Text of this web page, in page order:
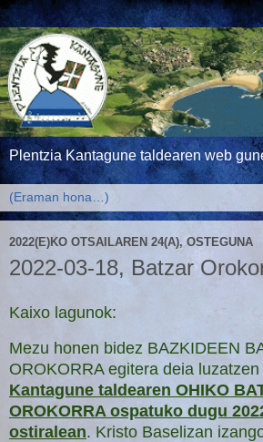
Plentzia Kantagune taldearen web
2022(E)KO OTSAILAREN 24(A), OSTEGUNA
2022-03-18, Batzar
Kaixo lagunok:
Mezu honen bidez BAZKIDEEN
OROKORRA egitera deia luzatzen
Kantagune taldearen OHIKO
OROKORRA ospatuko dugu
ostiralean. Kristo Baselizan